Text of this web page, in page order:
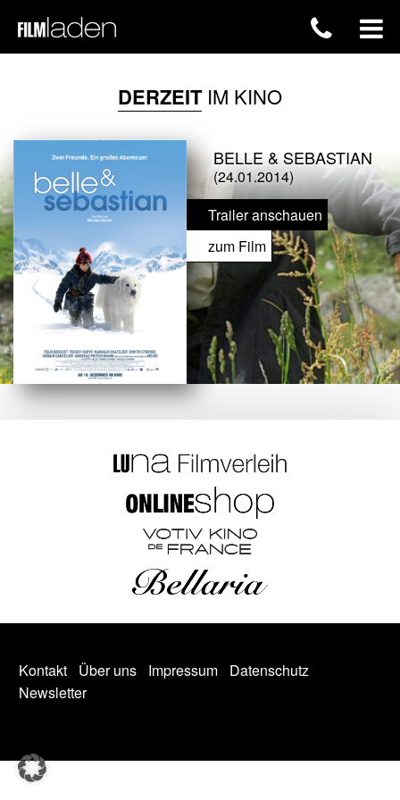
DERZEITIM KINO
BELLE & SEBASTIAN
(24.01.2014)
Trailer anschauen
zum Film
Kontakt Über uns Impressum
Datenschutz
Newsletter